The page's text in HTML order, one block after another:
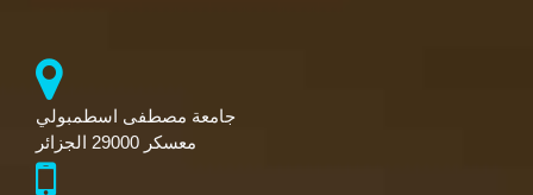
جامعة مصطفى اسطمبولي
معسكر 29000 الجزائر